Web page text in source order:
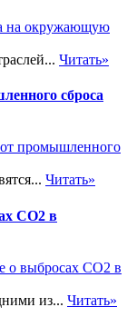
Читать»
сброса
Читать»
CO2 в
из... Читать»